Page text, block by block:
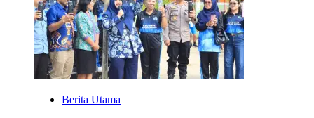
Berita Utama